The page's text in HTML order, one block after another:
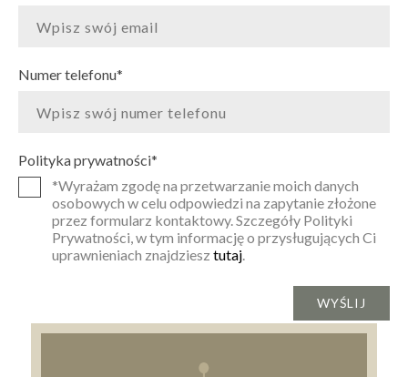
Numer telefonu*
Polityka prywatności*
*Wyrażam zgodę na przetwarzanie moich danych
osobowych w celu odpowiedzi na zapytanie złożone
przez formularz kontaktowy. Szczegóły Polityki
Prywatności, w tym informację o przysługujących Ci
uprawnieniach znajdziesz tutaj.